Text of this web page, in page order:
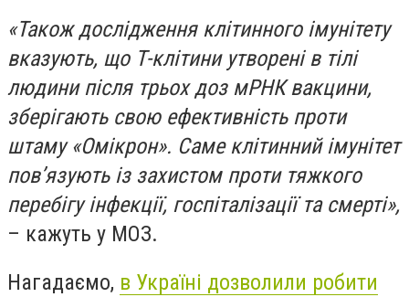
«Також дослідження клітинного імунітету
вказують, що Т-клітини утворені в тілі
людини після трьох доз мРНК вакцини,
зберігають свою ефективність проти
штаму «Омікрон». Саме клітинний імунітет
пов’язують із захистом проти тяжкого
перебігу інфекції, госпіталізації та смерті»,
– кажуть у МОЗ.
Нагадаємо, в Україні дозволили робити